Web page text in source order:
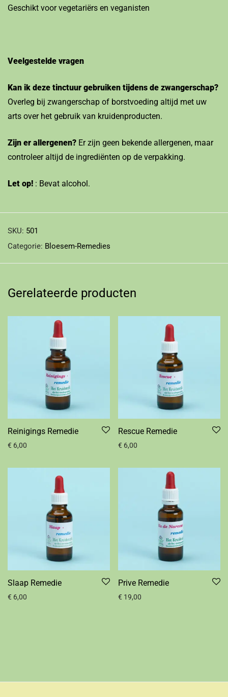
Geschikt voor vegetariërs en veganisten
Veelgestelde vragen
Kan ik deze tinctuur gebruiken tijdens de zwangerschap?
Overleg bij zwangerschap of borstvoeding altijd met uw
arts over het gebruik van kruidenproducten.
Zijn er allergenen? Er zijn geen bekende allergenen, maar
controleer altijd de ingrediënten op de verpakking.
Let op! : Bevat alcohol.
SKU: 501
Categorie: Bloesem-Remedies
Gerelateerde producten
Reinigings Remedie
€ 6,00
Rescue Remedie
€ 6,00
Slaap Remedie
€ 6,00
Prive Remedie
€ 19,00